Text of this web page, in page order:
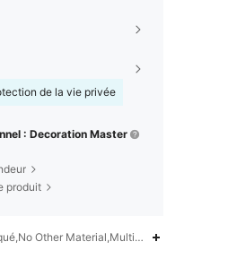
de la vie privée
: Decoration Master
produit
Other Material,Multicolore1